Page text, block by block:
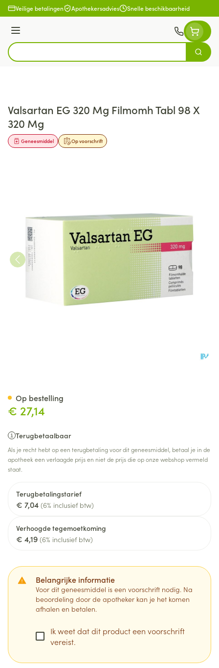
Ga naar de inhoud
Veilige betalingen Apothekersadvies Snelle beschikbaarheid
Menu
Product, merk, categorie...
Zoek
Valsartan EG 320 Mg Filmomh Tabl 98 X
320 Mg
Op voorschrift
Geneesmiddel
€ 27,14
Terugbetaalbaar
Als je recht hebt op een terugbetaling voor dit geneesmiddel, betaal je in de
apotheek een verlaagde prijs en niet de prijs die op onze webshop vermeld
staat.
Terugbetalingstarief
€ 7,04 (6% inclusief btw)
Verhoogde tegemoetkoming
€ 4,19 (6% inclusief btw)
Belangrijke informatie
Voor dit geneesmiddel is een voorschrift nodig. Na
beoordeling door de apotheker kan je het komen
afhalen en betalen.
Ik weet dat dit product een voorschrift
vereist.
Op bestelling